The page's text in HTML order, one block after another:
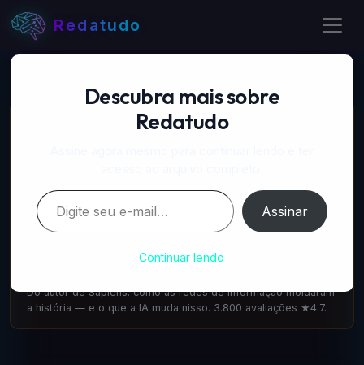
Redatudo
📚 LIVROS RECOMENDADOS
Escrito pelo cofundador do DeepMind: como a IA vai
transformar tudo. 1.100 avaliações ★4.6.
Nexus — Yuval Noah Harari
Do autor de Sapiens: como as redes de informação moldaram
a história — e o que a IA muda nisso. 3.800 avaliações ★4.7.
Descubra mais sobre
Redatudo
Digite seu e-mail…
Assinar
Continuar lendo